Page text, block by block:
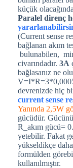
küçük
Paralel direnç
(Current sense
bağlanan akım
bulunabilen,
civarındadır. 3A
bağlasanız ne
devrenizde hiç
current sense
Yanında 2,5W
gücüdür.
R_akım gücü=
yetebilir. Fakat
yükseldikçe
formülden
kullanılmıştır.